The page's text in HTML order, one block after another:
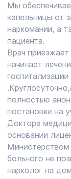
Мы
капельницы от
наркомании, а
пациента.
Врач
начинает
полностью
постановки на
Доктора
основании
Министерством
больного не
нарколог на